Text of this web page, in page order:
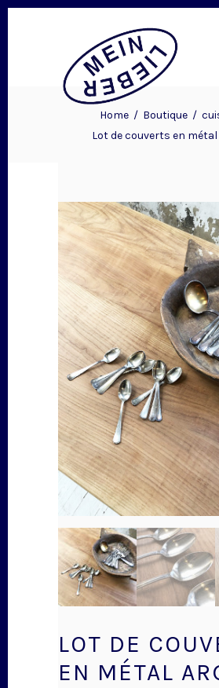
Home / Boutique /
Lot de couverts en
LOT DE
EN MÉTAL